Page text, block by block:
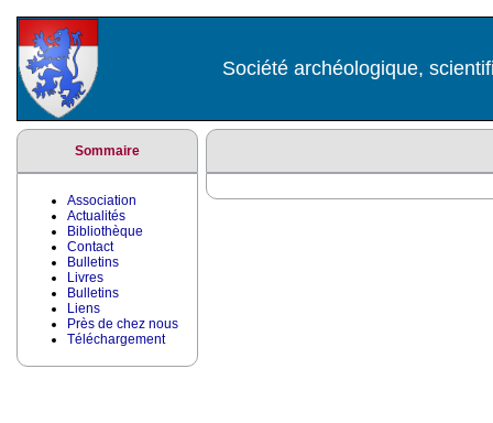
Société archéologique,
Sommaire
Association
Actualités
Bibliothèque
Contact
Bulletins
Livres
Bulletins
Liens
Près de chez nous
Téléchargement